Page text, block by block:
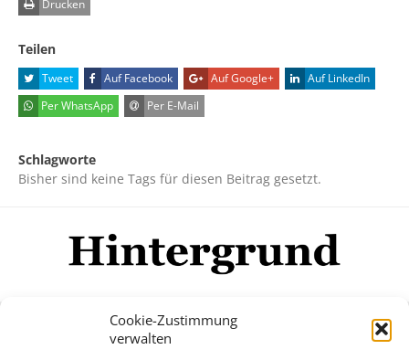
Cookie-Zustimmung
verwalten
Drucken
Teilen
Tweet Auf Facebook Auf Google+
Auf LinkedIn
Per WhatsApp
Per E-Mail
Schlagworte
Bisher sind keine Tags für diesen Beitrag gesetzt.